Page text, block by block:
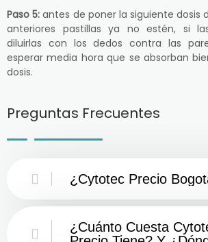
Paso 5: antes de poner la siguiente dosis
anteriores pastillas ya no estén, si
diluirlas con los dedos contra las
esperar media hora que se absorban
dosis.
Preguntas Frecuentes
¿Cytotec Precio
¿Cuánto Cuesta